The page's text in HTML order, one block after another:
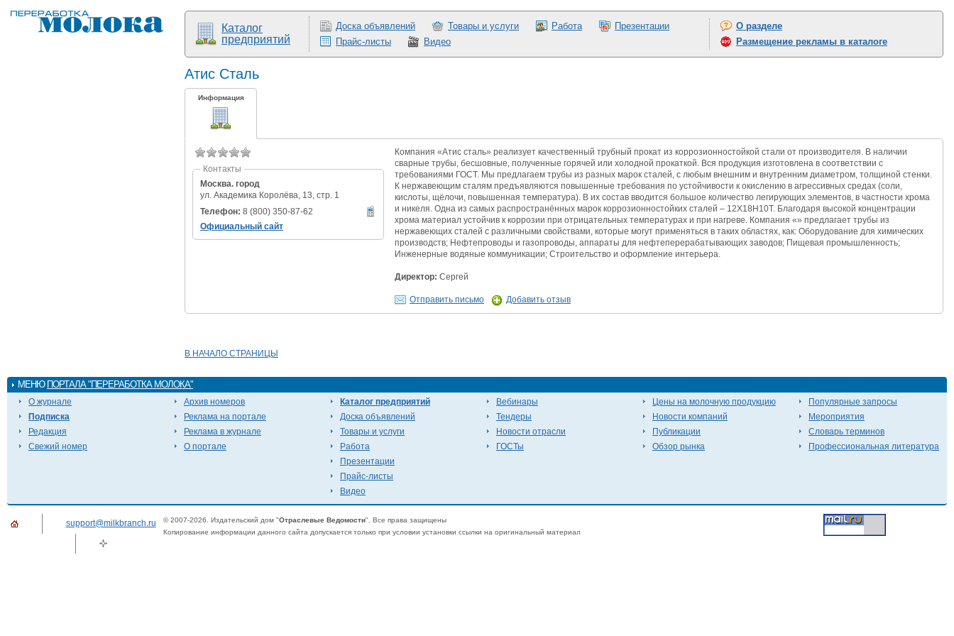
Каталог
предприятий
Доска объявлений Товары и услуги Работа
Презентации
Прайс-листы
Видео
О разделе
Размещение рекламы в каталоге
Атис Сталь
Информация
Контакты
Москва. город
ул. Академика Королёва, 13, стр. 1
Телефон: 8 (800) 350-87-62
Официальный сайт
Компания «Атис сталь» реализует качественный трубный прокат из коррозионностойкой стали от производителя. В наличии
сварные трубы, бесшовные, полученные горячей или холодной прокаткой. Вся продукция изготовлена в соответствии с
требованиями ГОСТ. Мы предлагаем трубы из разных марок сталей, с любым внешним и внутренним диаметром, толщиной стенки.
К нержавеющим сталям предъявляются повышенные требования по устойчивости к окислению в агрессивных средах (соли,
кислоты, щёлочи, повышенная температура). В их состав вводится большое количество легирующих элементов, в частности хрома
и никеля. Одна из самых распространённых марок коррозионностойких сталей – 12Х18Н10Т. Благодаря высокой концентрации
хрома материал устойчив к коррозии при отрицательных температурах и при нагреве. Компания «» предлагает трубы из
нержавеющих сталей с различными свойствами, которые могут применяться в таких областях, как: Оборудование для химических
производств; Нефтепроводы и газопроводы, аппараты для нефтеперерабатывающих заводов; Пищевая промышленность;
Инженерные водяные коммуникации; Строительство и оформление интерьера.
Директор: Сергей
Отправить письмо Добавить отзыв
В НАЧАЛО СТРАНИЦЫ
МЕНЮ ПОРТАЛА "ПЕРЕРАБОТКА МОЛОКА"
О журнале
Подписка
Редакция
Свежий номер
Архив номеров
Реклама на портале
Реклама в журнале
О портале
Каталог предприятий
Доска объявлений
Товары и услуги
Работа
Презентации
Прайс-листы
Видео
Вебинары
Тендеры
Новости отрасли
ГОСТы
Цены на молочную продукцию
Новости компаний
Публикации
Обзор рынка
Популярные запросы
Мероприятия
Словарь терминов
Профессиональная литература
support@milkbranch.ru © 2007-2026. Издательский дом "Отраслевые Ведомости". Все права защищены
Копирование информации данного сайта допускается только при условии установки ссылки на оригинальный материал